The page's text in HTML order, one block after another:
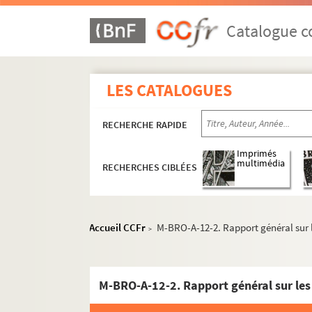
Catalogue
LES CATALOGUES
RECHERCHE RAPIDE
RECHERCHES CIBLÉES
Imprimés
multimédia
Accueil CCFr > M-BRO-A-12-2. Rapport général